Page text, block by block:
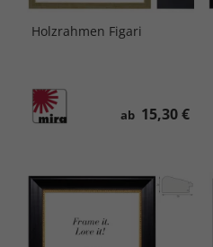
Holzrahmen Figari
ab 15,30 €